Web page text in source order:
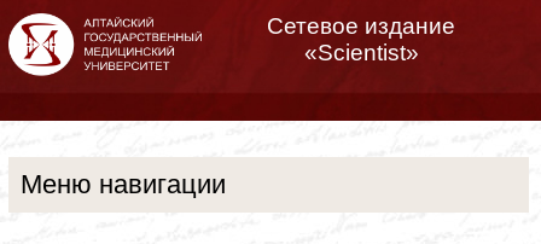
Сетевое издание
«Scientist»
Меню навигации